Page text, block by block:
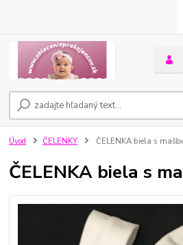
Úvod ČELENKY ČELENKA biela s
ČELENKA biela s